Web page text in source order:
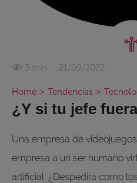
3 min 21/09/2022
Home > Tendencias >
¿Y si tu jefe
Una empresa de
empresa a un ser humano
artificial. ¿Despedirá como